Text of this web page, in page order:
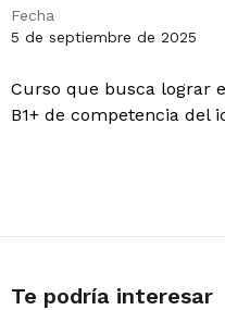
Fecha
5 de septiembre de 2025
Curso que busca lograr
B1+ de competencia del
Te podría interesar